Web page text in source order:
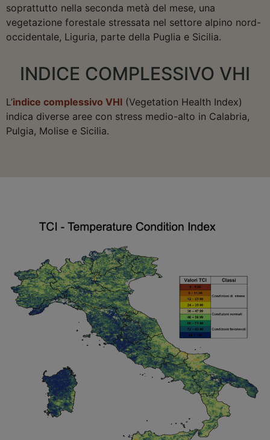
soprattutto nella seconda metà del mese, una
vegetazione forestale stressata nel settore alpino nord-
occidentale, Liguria, parte della Puglia e Sicilia.
INDICE COMPLESSIVO VHI
L’indice complessivo VHI (Vegetation Health Index)
indica diverse aree con stress medio-alto in Calabria,
Pulgia, Molise e Sicilia.